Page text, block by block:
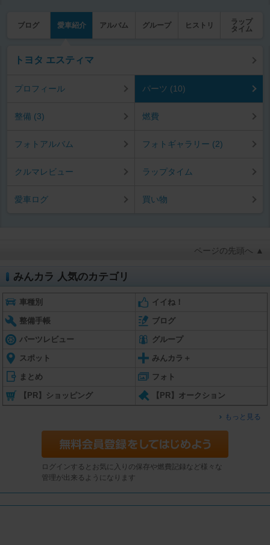
ブログ 愛車紹介 アルバム グループ ヒストリ
ラップ
タイム
トヨタ エスティマ
プロフィール パーツ (10)
整備 (3) 燃費
フォトアルバム フォトギャラリー (2)
クルマレビュー ラップタイム
愛車ログ 買い物
ページの先頭へ ▲
みんカラ 人気のカテゴリ
車種別 イイね！
整備手帳 ブログ
パーツレビュー グループ
スポット みんカラ＋
まとめ フォト
【PR】ショッピング 【PR】オークション
もっと見る
ログインするとお気に入りの保存や燃費記録など様々な
管理が出来るようになります